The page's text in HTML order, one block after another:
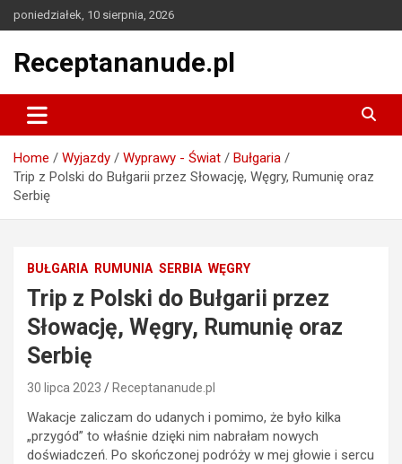
to
poniedziałek, 10 sierpnia, 2026
Receptananude.pl
Home Wyjazdy Wyprawy - Świat
Bułgaria
Trip z Polski do Bułgarii przez Słowację, Węgry, Rumunię oraz
Serbię
BUŁGARIA RUMUNIA SERBIA WĘGRY
Trip z Polski do Bułgarii przez
Słowację, Węgry, Rumunię oraz
Serbię
30 lipca 2023 Receptananude.pl
Wakacje zaliczam do udanych i pomimo, że było kilka
„przygód” to właśnie dzięki nim nabrałam nowych
doświadczeń. Po skończonej podróży w mej głowie i sercu